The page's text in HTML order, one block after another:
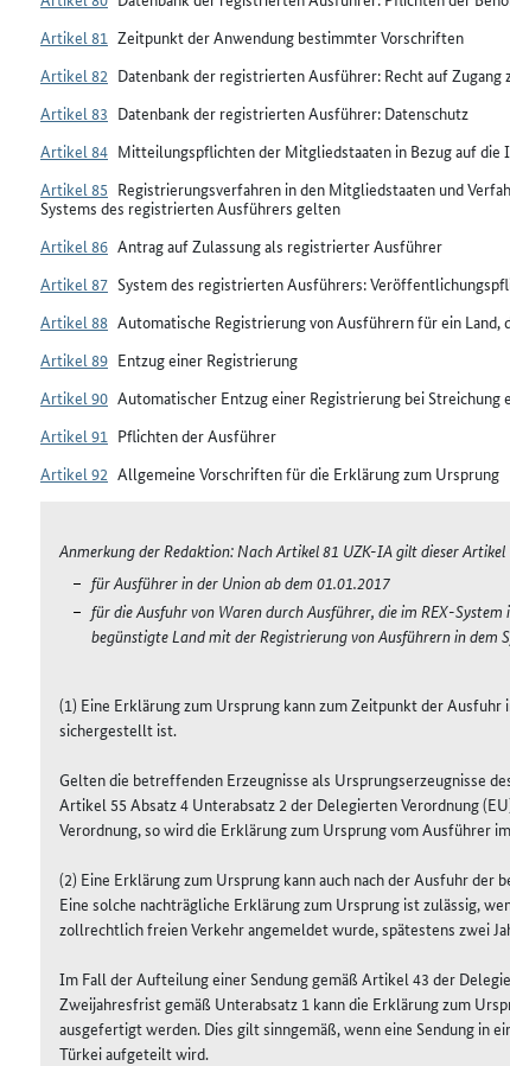
Artikel 81 Zeitpunkt der Anwendung bestimmter Vorschriften
Artikel 82 Datenbank der registrierten Ausführer: Recht auf Zugang
Artikel 83 Datenbank der registrierten Ausführer: Datenschutz
Artikel 84 Mitteilungspflichten der Mitgliedstaaten in Bezug auf
Artikel 85 Registrierungsverfahren in den Mitgliedstaaten und
Systems des registrierten Ausführers gelten
Artikel 86 Antrag auf Zulassung als registrierter Ausführer
Artikel 87 System des registrierten Ausführers:
Artikel 88 Automatische Registrierung von Ausführern für ein Land,
Artikel 89 Entzug einer Registrierung
Artikel 90 Automatischer Entzug einer Registrierung bei Streichung
Artikel 91 Pflichten der Ausführer
Artikel 92 Allgemeine Vorschriften für die Erklärung zum Ursprung
Anmerkung der Redaktion: Nach Artikel 81 UZK-IA gilt dieser Artikel
für Ausführer in der Union ab dem 01.01.2017
für die Ausfuhr von Waren durch Ausführer, die im REX-
begünstigte Land mit der Registrierung von Ausführern in dem
(1) Eine Erklärung zum Ursprung kann zum Zeitpunkt der
sichergestellt ist.
Gelten die betreffenden Erzeugnisse als Ursprungserzeugnisse
Artikel 55 Absatz 4 Unterabsatz 2 der Delegierten Verordnung
Verordnung, so wird die Erklärung zum Ursprung vom Ausführer
(2) Eine Erklärung zum Ursprung kann auch nach der Ausfuhr
Eine solche nachträgliche Erklärung zum Ursprung ist zulässig,
zollrechtlich freien Verkehr angemeldet wurde, spätestens zwei
Im Fall der Aufteilung einer Sendung gemäß Artikel 43 der
Zweijahresfrist gemäß Unterabsatz 1 kann die Erklärung zum
ausgefertigt werden. Dies gilt sinngemäß, wenn eine Sendung in
Türkei aufgeteilt wird.